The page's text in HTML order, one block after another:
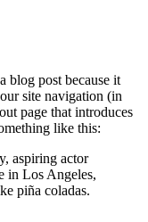
blog post because it
site navigation (in
page that introduces
like this:
aspiring actor
in Los Angeles,
piña coladas.